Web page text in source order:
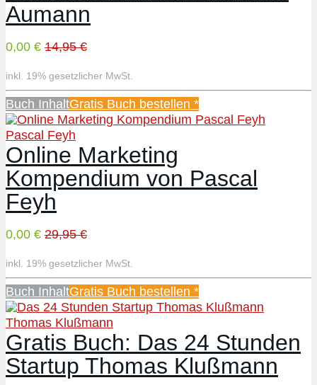
Aumann
0,00 € 14,95 €
inkl. 19% gesetzlicher MwSt.
Buch InhaltGratis Buch bestellen *
Pascal Feyh
Online Marketing
Kompendium von Pascal
Feyh
0,00 € 29,95 €
inkl. 19% gesetzlicher MwSt.
Buch InhaltGratis Buch bestellen *
Thomas Klußmann
Gratis Buch: Das 24 Stunden
Startup Thomas Klußmann